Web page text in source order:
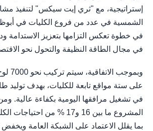
إستراتيجية، مع "ثري إيت سيكس" لتنفيذ
الشمسية في عدد من فروع الكليات في
في خطوة تعكس التزامها بتعزيز الاستدامة
في مجال الطاقة النظيفة والتحول نحو
على ستة مواقع تابعة للكليات، بهدف توليد
في تشغيل مرافقها اليومية بكفاءة عالية.
المشروع ما بين 16 و17 % من
بما يقلل الاعتماد على الشبكة العامة